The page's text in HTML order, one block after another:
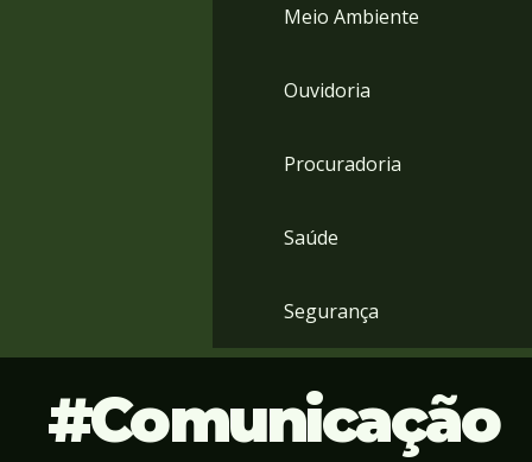
Meio Ambiente
Ouvidoria
Procuradoria
Saúde
Segurança
Comunicação